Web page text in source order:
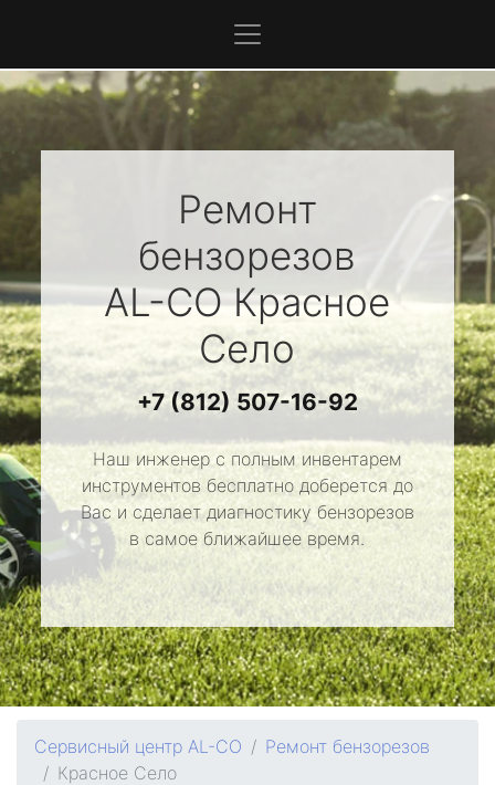
Ремонт
бензорезов
AL-COКрасное
Село
+7 (812) 507-16-92
Наш инженер с полным инвентарем
инструментов бесплатно доберется до
Вас и сделает диагностику бензорезов
в самое ближайшее время.
Сервисный центр AL-CO
Ремонт бензорезов
Красное Село